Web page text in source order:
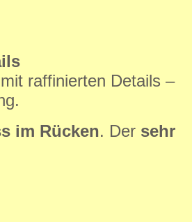
raffinierten Details –
im Rücken. Der sehr